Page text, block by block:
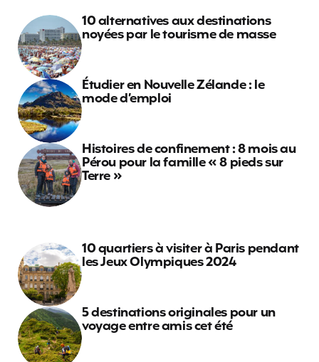
10 alternatives aux destinations
noyées par le tourisme de masse
Étudier en Nouvelle Zélande : le
mode d’emploi
Histoires de confinement : 8 mois au
Pérou pour la famille « 8 pieds sur
Terre »
10 quartiers à visiter à Paris pendant
les Jeux Olympiques 2024
5 destinations originales pour un
voyage entre amis cet été